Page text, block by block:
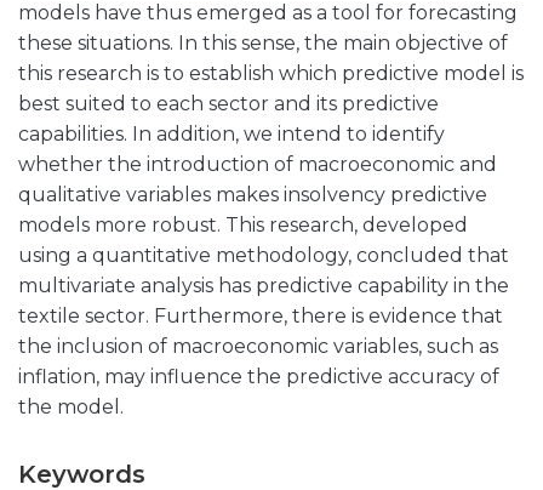
models have thus emerged as a tool for forecasting
these situations. In this sense, the main objective of
this research is to establish which predictive model is
best suited to each sector and its predictive
capabilities. In addition, we intend to identify
whether the introduction of macroeconomic and
qualitative variables makes insolvency predictive
models more robust. This research, developed
using a quantitative methodology, concluded that
multivariate analysis has predictive capability in the
textile sector. Furthermore, there is evidence that
the inclusion of macroeconomic variables, such as
inflation, may influence the predictive accuracy of
the model.
Keywords